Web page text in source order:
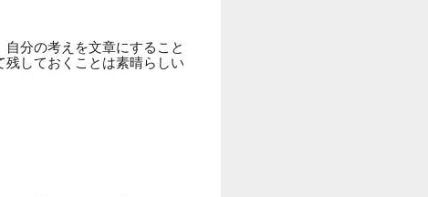
分の考えを文章にすること
しておくことは素晴らしい